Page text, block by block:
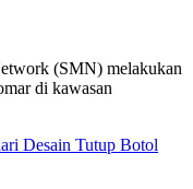
(SMN) melakukan
di kawasan